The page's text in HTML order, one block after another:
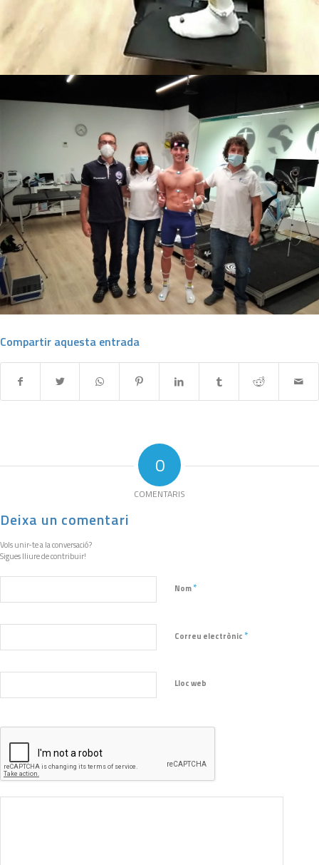
Compartir aquesta entrada
0
COMENTARIS
Deixa un comentari
Vols unir-te a la conversació?
Sigues lliure de contribuir!
Nom*
Correu electrònic *
Lloc web